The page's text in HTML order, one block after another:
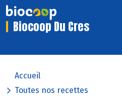
Biocoop Du Cres
Accueil
Toutes nos recettes